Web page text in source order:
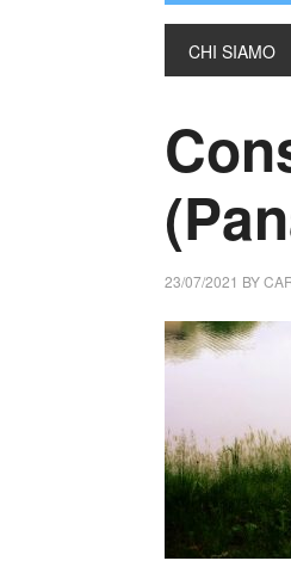
CHI SIAMO
23/07/2021 BY